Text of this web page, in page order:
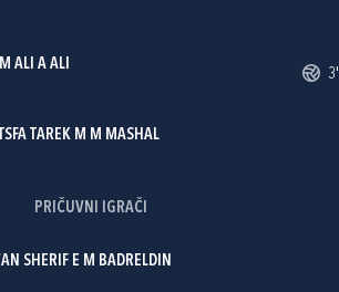
ALI A ALI
3'
TAREK M M MASHAL
PRIČUVNI IGRAČI
SHERIF E M BADRELDIN